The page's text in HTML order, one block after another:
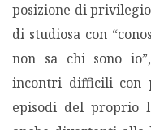
posizione di
di studiosa con
non sa chi sono
incontri difficili con
episodi del proprio